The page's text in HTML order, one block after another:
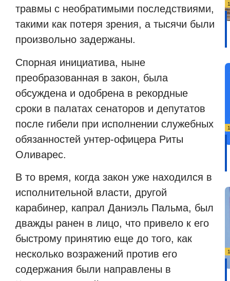
травмы с необратимыми последствиями,
такими как потеря зрения, а тысячи были
произвольно задержаны.
Спорная инициатива, ныне
преобразованная в закон, была
обсуждена и одобрена в рекордные
сроки в палатах сенаторов и депутатов
после гибели при исполнении служебных
обязанностей унтер-офицера Риты
Оливарес.
В то время, когда закон уже находился в
исполнительной власти, другой
карабинер, капрал Даниэль Пальма, был
дважды ранен в лицо, что привело к его
быстрому принятию еще до того, как
несколько возражений против его
содержания были направлены в